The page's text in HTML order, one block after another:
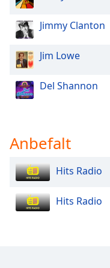
Opacity
Caption
Area
Background
Color
Font
Size
Jimmy Clanton
Jim Lowe
Del Shannon
Anbefalt
Hits Radio
Hits Radio